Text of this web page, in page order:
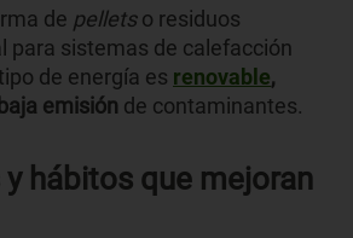
de pelletso residuos
para sistemas de calefacción
de energía es renovable,
emisión de contaminantes.
hábitos que mejoran